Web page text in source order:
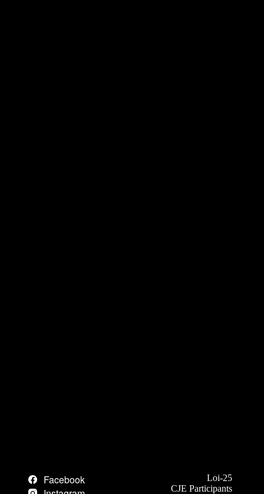
Facebook
Loi-25
CJE Participants